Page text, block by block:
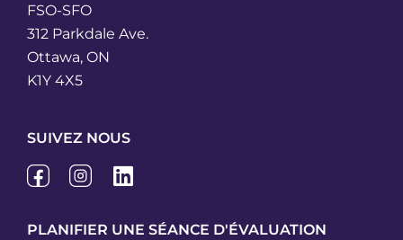
FSO-SFO
312 Parkdale Ave.
Ottawa, ON
K1Y 4X5
SUIVEZ NOUS
PLANIFIER UNE SÉANCE D'ÉVALUATION